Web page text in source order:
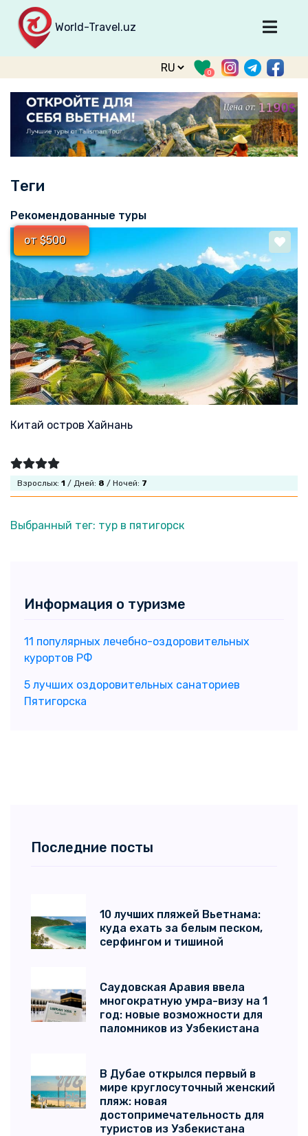
World-Travel.uz
Главная
Направления
Туры
Тур. фирмы
Табло прилета
Войти
Зарегистрироваться
support@world-travel.uz
0
Теги
Рекомендованные туры
от $500
Китай остров Хайнань
Взрослых: 1 / Дней: 8 / Ночей: 7
Выбранный тег: тур в пятигорск
Информация о туризме
11 популярных лечебно-оздоровительных
курортов РФ
5 лучших оздоровительных санаториев
Пятигорска
Последние посты
10 лучших пляжей Вьетнама:
куда ехать за белым песком,
серфингом и тишиной
Саудовская Аравия ввела
многократную умра-визу на 1
год: новые возможности для
паломников из Узбекистана
В Дубае открылся первый в
мире круглосуточный женский
пляж: новая
достопримечательность для
туристов из Узбекистана